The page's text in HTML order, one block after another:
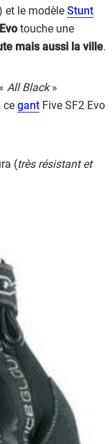
et le modèle Stunt
touche une
mais aussi la ville.
All Black»
ce gant Five SF2 Evo
(très résistant et